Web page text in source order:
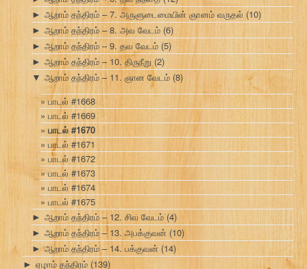
► ஆறாம் தந்திரம் – 7. அருளுடைமையின் ஞானம் வருதல் (10)
► ஆறாம் தந்திரம் – 8. அவ வேடம் (6)
► ஆறாம் தந்திரம் – 9. தவ வேடம் (5)
► ஆறாம் தந்திரம் – 10. திருநீறு(2)
▼ ஆறாம் தந்திரம் – 11. ஞான வேடம் (8)
பாடல் #1668
பாடல் #1669
பாடல் #1670
பாடல் #1671
பாடல் #1672
பாடல் #1673
பாடல் #1674
பாடல் #1675
► ஆறாம் தந்திரம் – 12. சிவ வேடம் (4)
► ஆறாம் தந்திரம் – 13. அபக்குவன் (10)
► ஆறாம் தந்திரம் – 14. பக்குவன் (14)
► ஏழாம் தந்திரம் (139)